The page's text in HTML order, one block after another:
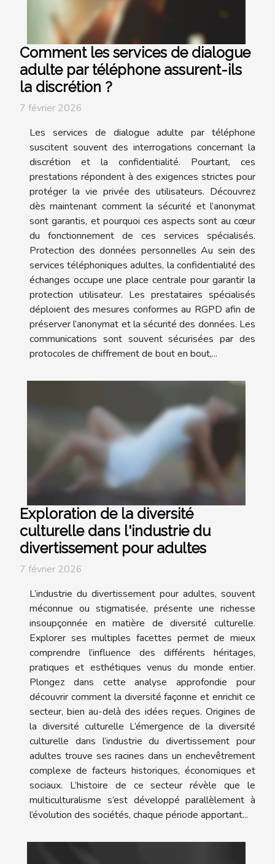
Comment les services de dialogue
adulte par téléphone assurent-ils
la discrétion ?
7 février 2026
Les services de dialogue adulte par téléphone
suscitent souvent des interrogations concernant la
discrétion et la confidentialité. Pourtant, ces
prestations répondent à des exigences strictes pour
protéger la vie privée des utilisateurs. Découvrez
dès maintenant comment la sécurité et l’anonymat
sont garantis, et pourquoi ces aspects sont au cœur
du fonctionnement de ces services spécialisés.
Protection des données personnelles Au sein des
services téléphoniques adultes, la confidentialité des
échanges occupe une place centrale pour garantir la
protection utilisateur. Les prestataires spécialisés
déploient des mesures conformes au RGPD afin de
préserver l’anonymat et la sécurité des données. Les
communications sont souvent sécurisées par des
protocoles de chiffrement de bout en bout,...
Exploration de la diversité
culturelle dans l'industrie du
divertissement pour adultes
7 février 2026
L’industrie du divertissement pour adultes, souvent
méconnue ou stigmatisée, présente une richesse
insoupçonnée en matière de diversité culturelle.
Explorer ses multiples facettes permet de mieux
comprendre l’influence des différents héritages,
pratiques et esthétiques venus du monde entier.
Plongez dans cette analyse approfondie pour
découvrir comment la diversité façonne et enrichit ce
secteur, bien au-delà des idées reçues. Origines de
la diversité culturelle L’émergence de la diversité
culturelle dans l’industrie du divertissement pour
adultes trouve ses racines dans un enchevêtrement
complexe de facteurs historiques, économiques et
sociaux. L’histoire de ce secteur révèle que le
multiculturalisme s’est développé parallèlement à
l’évolution des sociétés, chaque période apportant...